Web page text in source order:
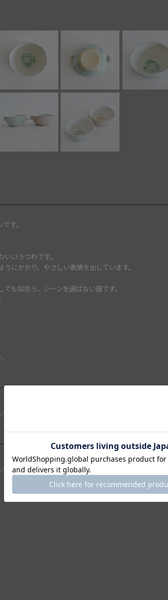
す。
いうつわです。
にかかり、やさしい表情を出しています。
も似合う、シーンを選ばない器です。